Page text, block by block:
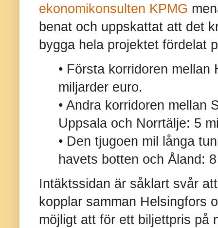
ekonomikonsulten KPMG
benat och uppskattat att det
bygga hela projektet fördelat
• Första korridoren
miljarder euro.
• Andra korridoren mellan
Uppsala och Norrtälje: 5
• Den tjugoen mil långa
havets botten och Åland:
Intäktssidan är såklart svår
kopplar samman Helsingfors
möjligt att för ett biljettpris på